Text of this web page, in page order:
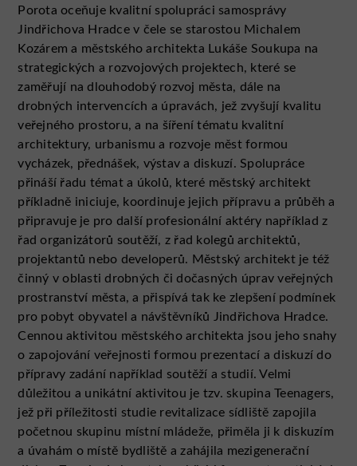
Porota oceňuje kvalitní spolupráci samosprávy
Jindřichova Hradce v čele se starostou Michalem
Kozárem a městského architekta Lukáše Soukupa na
strategických a rozvojových projektech, které se
zaměřují na dlouhodobý rozvoj města, dále na
drobných intervencích a úpravách, jež zvyšují kvalitu
veřejného prostoru, a na šíření tématu kvalitní
architektury, urbanismu a rozvoje měst formou
vycházek, přednášek, výstav a diskuzí. Spolupráce
přináší řadu témat a úkolů, které městský architekt
příkladně iniciuje, koordinuje jejich přípravu a průběh a
připravuje je pro další profesionální aktéry například z
řad organizátorů soutěží, z řad kolegů architektů,
projektantů nebo developerů. Městský architekt je též
činný v oblasti drobných či dočasných úprav veřejných
prostranství města, a přispívá tak ke zlepšení podmínek
pro pobyt obyvatel a návštěvníků Jindřichova Hradce.
Cennou aktivitou městského architekta jsou jeho snahy
o zapojování veřejnosti formou prezentací a diskuzí do
přípravy zadání například soutěží a studií. Velmi
důležitou a unikátní aktivitou je tzv. skupina Teenagers,
jež při příležitosti studie revitalizace sídliště zapojila
početnou skupinu místní mládeže, přiměla ji k diskuzím
a úvahám o místě bydliště a zahájila mezigenerační